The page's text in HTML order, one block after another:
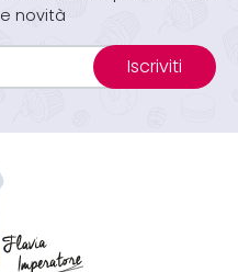
novità
Iscriviti